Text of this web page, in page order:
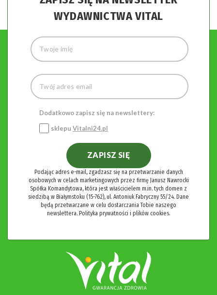
WYDAWNICTWA VITAL
Dodatkowo zapisz się na newslettery:
sklepu Vitalni24.pl
ZAPISZ SIĘ
Podając adres e-mail, zgadzasz się na przetwarzanie danych
osobowych w celach marketingowych przez firmę Janusz Nawrocki
Spółka Komandytowa, która jest właścicielem m.in. tych domen z
siedzibą w Białymstoku (15-762), ul. Antoniuk Fabryczny 55/24. Dane
będą przetwarzane w celu dostarczania Tobie naszego
newslettera. Polityka prywatności i plików cookies.